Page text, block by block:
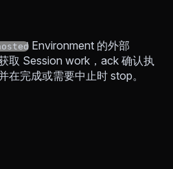
Environment 的外部
取 Session work，ack 确认执
在完成或需要中止时 stop。